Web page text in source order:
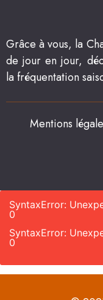
Grâce à vous, la
de jour en jour,
la fréquentation
Mentions
SyntaxError:
0
SyntaxError:
0